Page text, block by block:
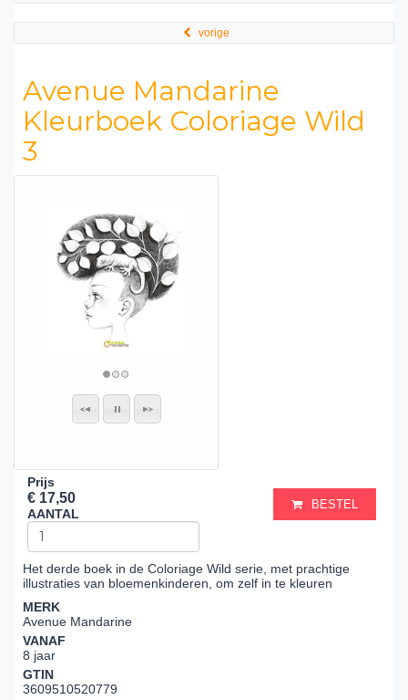
vorige
Avenue Mandarine
Kleurboek Coloriage Wild
3
Prijs
€ 17,50
AANTAL
BESTEL
Het derde boek in de Coloriage Wild serie, met prachtige
illustraties van bloemenkinderen, om zelf in te kleuren
MERK
Avenue Mandarine
VANAF
8 jaar
GTIN
3609510520779